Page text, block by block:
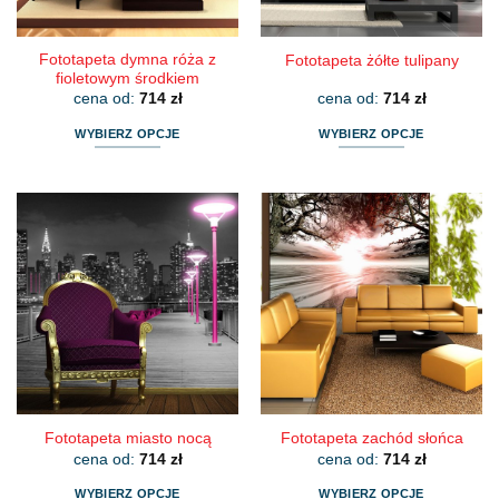
produktu
produktu
Fototapeta dymna róża z
fioletowym środkiem
cena od: 714 zł
WYBIERZ OPCJE
wariantów.
Opcje
można
wybrać
na
stronie
produktu
Fototapeta żółte tulipany
cena od: 714 zł
WYBIERZ OPCJE
ma
wiele
wariantów.
Opcje
można
wybrać
na
stronie
produktu
Fototapeta miasto nocą
cena od: 714 zł
WYBIERZ OPCJE
Fototapeta zachód słońca
cena od: 714 zł
WYBIERZ OPCJE